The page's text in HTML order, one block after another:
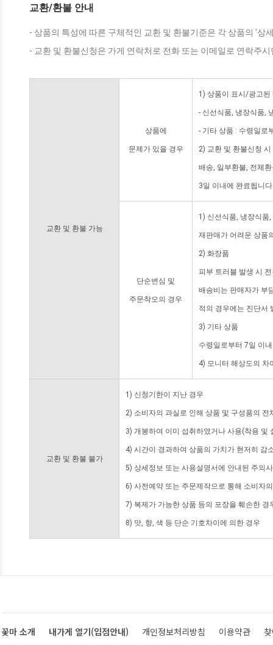
교환/환불 안내
- 상품의 특성에 따른 구체적인 교환 및 환불기준은 각 상품의 '상
- 교환 및 환불신청은 가게 연락처로 전화 또는 이메일로 연락주
교환 및 환불 가능
상품에
문제가 있을 경우
1) 상품이 표시/광고된
- 신선식품, 냉장식품,
- 기타 상품 : 수령일로
2) 교환 및 환불신청
배송, 일부환불, 전체
3일 이내에 완료됩니
단순변심 및
주문착오의 경우
1) 신선식품, 냉장식품
재판매가 어려운 상품
2) 화장품
피부 트러블 발생 시
배송비는 판매자가 부
적의 경우에는 진단서
3) 기타 상품
수령일로부터 7일 이
4) 모니터 해상도의 차
교환 및 환불 불가
1) 신청기한이 지난 경우
2) 소비자의 과실로 인해 상품 및 구성품의
3) 개봉하여 이미 섭취하였거나 사용(착용 및
4) 시간이 경과하여 상품의 가치가 현저히 감
5) 상세정보 또는 사용설명서에 안내된 주의
6) 사전예약 또는 주문제작으로 통해 소비자
7) 복제가 가능한 상품 등의 포장을 훼손한 경
8) 맛, 향, 색 등 단순 기호차이에 의한 경우
꽃마 소개 내가게 열기(입점안내) 개인정보처리방침 이용약관